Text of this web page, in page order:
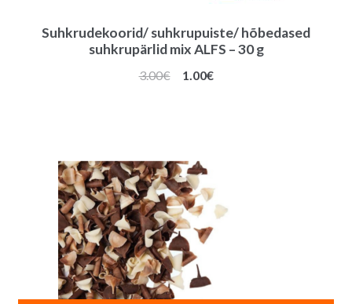
Suhkrudekoorid/ suhkrupuiste/ hõbedased
suhkrupärlid mix ALFS – 30 g
3.00€
Algne
1.00€Praegune